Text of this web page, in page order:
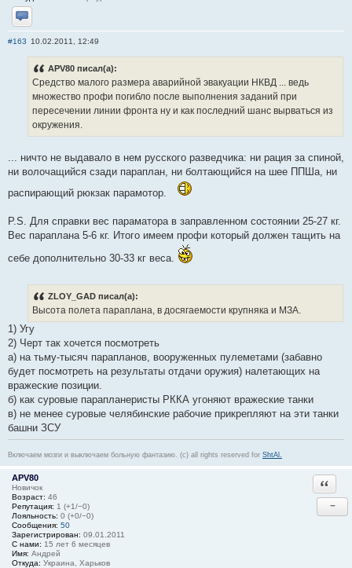
Отправить личное сообщение
#163 10.02.2011, 12:49
APV80 писал(а):
Средство малого размера аварийной эвакуации НКВД ... ведь
множество профи погибло после выполнения заданий при
пересечении линии фронта ну и как последний шанс вырваться из
окружения.
... ничто не выдавало в нем русского разведчика: ни рация за спиной,
ни волочащийся сзади параплан, ни болтающийся на шее ППШа, ни
распирающий рюкзак парамотор.
P.S. Для справки вес параматора в заправленном состоянии 25-27 кг.
Вес параплана 5-6 кг. Итого имеем профи который должен тащить на
себе дополнительно 30-33 кг веса.
ZLOY_GAD писал(а):
Высота полета параплана, в досягаемости крупняка и МЗА.
1) Угу
2) Черт так хочется посмотреть
а) на тьму-тысяч парапланов, вооруженных пулеметами (забавно
будет посмотреть на результаты отдачи оружия) налетающих на
вражеские позиции.
б) как суровые парапланеристы РККА угоняют вражеские танки
в) не менее суровые челябинские рабочие прикрепляют на эти танки
башни ЗСУ
Включаем мозги и выключаем больную фантазию. (c) all rights reserved for ShtAl.
APV80
Новичок
Возраст: 46
Репутация: 1 (+1/−0)
Лояльность: 0 (+0/−0)
Сообщения: 50
Зарегистрирован: 09.01.2011
С нами: 15 лет 6 месяцев
Имя: Андрей
Откуда: Украина, Харьков
−